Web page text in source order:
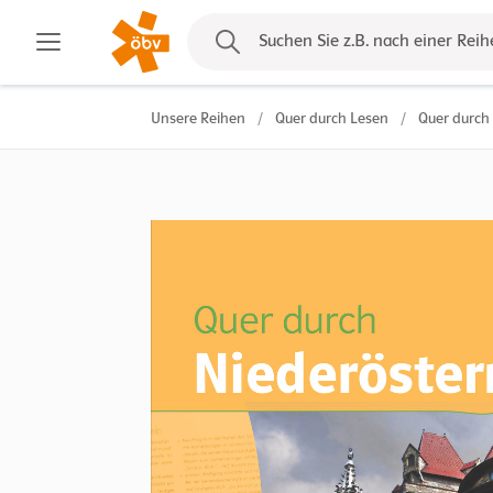
Suchen Sie z.B. nach einer
Kontakt
Unsere Reihen / Quer durch Lesen / Quer